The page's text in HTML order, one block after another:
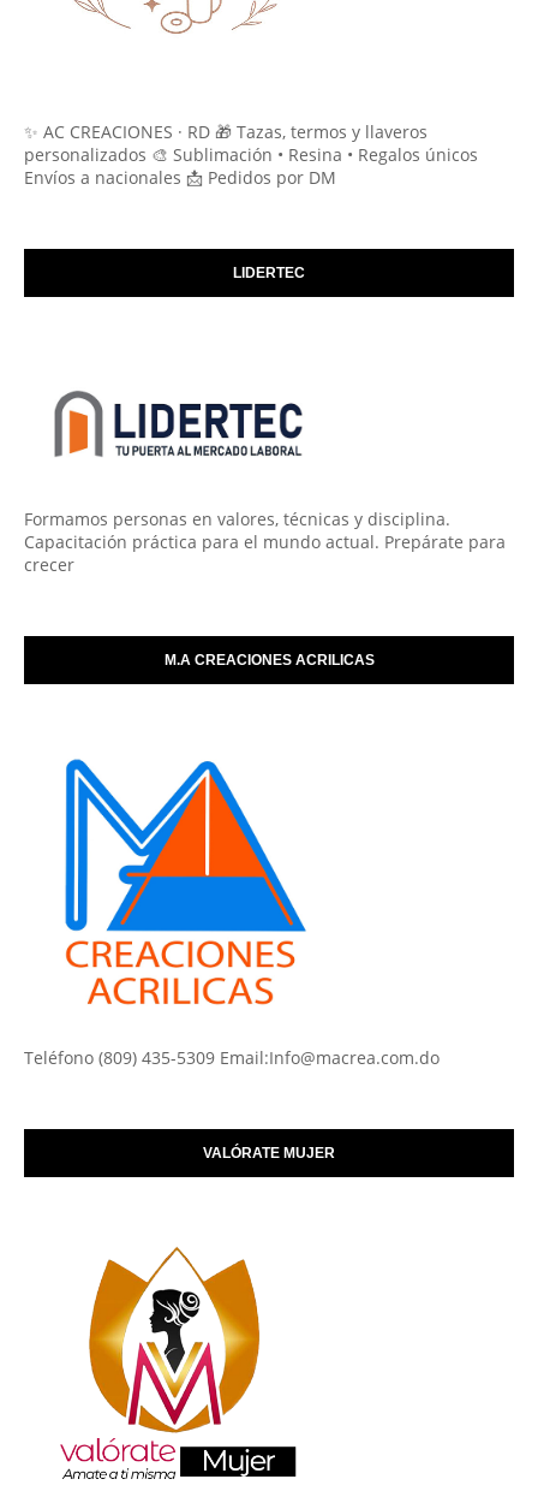
✨ AC CREACIONES · RD 🎁 Tazas, termos y llaveros
personalizados 🎨 Sublimación • Resina • Regalos únicos
Envíos a nacionales 📩 Pedidos por DM
LIDERTEC
Formamos personas en valores, técnicas y disciplina.
Capacitación práctica para el mundo actual. Prepárate para
crecer
M.A CREACIONES ACRILICAS
Teléfono (809) 435-5309 Email:Info@macrea.com.do
VALÓRATE MUJER